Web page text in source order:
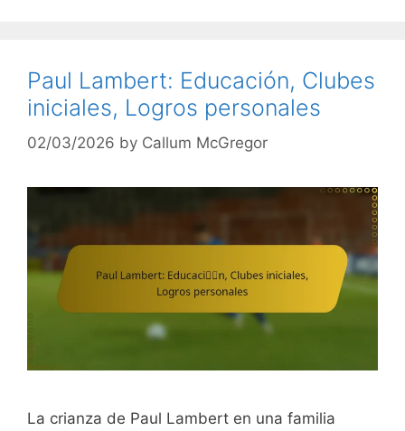
Paul Lambert: Educación, Clubes
iniciales, Logros personales
02/03/2026 by Callum McGregor
La crianza de Paul Lambert en una familia